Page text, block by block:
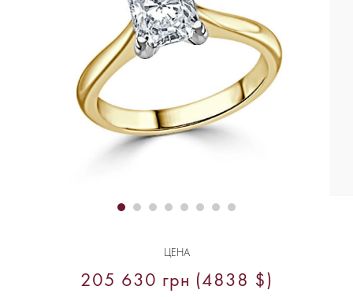
ЦЕНА
205 630 грн (4838 $)